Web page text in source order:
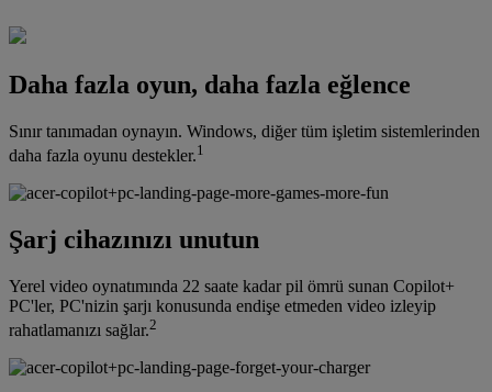
Daha fazla oyun, daha fazla eğlence
Sınır tanımadan oynayın. Windows, diğer tüm işletim sistemlerinden
daha fazla oyunu destekler.1
Şarj cihazınızı unutun
Yerel video oynatımında 22 saate kadar pil ömrü sunan Copilot+
PC'ler, PC'nizin şarjı konusunda endişe etmeden video izleyip
rahatlamanızı sağlar.2